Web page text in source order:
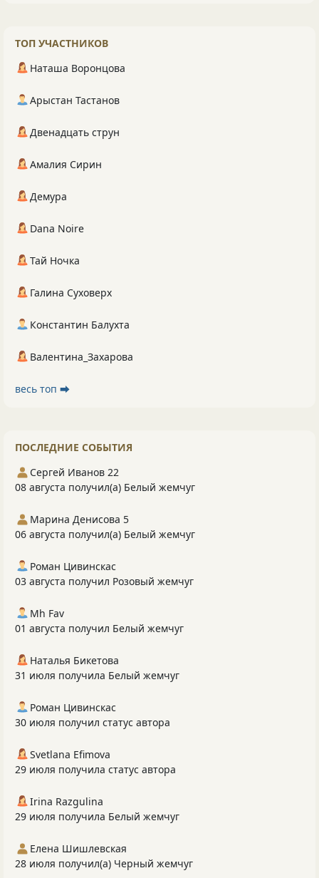
ТОП УЧАСТНИКОВ
Наташа Воронцова
Арыстан Тастанов
Двенадцать струн
Амалия Сирин
Демура
Dana Noire
Тай Ночка
Галина Суховерх
Константин Балухта
Валентина_Захарова
весь топ ⮕
ПОСЛЕДНИЕ СОБЫТИЯ
Сергей Иванов 22
08 августа получил(а) Белый жемчуг
Марина Денисова 5
06 августа получил(а) Белый жемчуг
Роман Цивинскас
03 августа получил Розовый жемчуг
Mh Fav
01 августа получил Белый жемчуг
Наталья Бикетова
31 июля получила Белый жемчуг
Роман Цивинскас
30 июля получил статус автора
Svetlana Efimova
29 июля получила статус автора
Irina Razgulina
29 июля получила Белый жемчуг
Елена Шишлевская
28 июля получил(а) Черный жемчуг